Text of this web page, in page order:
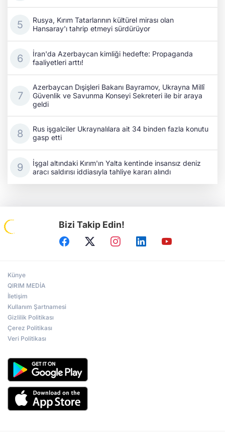
Rusya, Kırım Tatarlarının kültürel mirası olan
Hansaray'ı tahrip etmeyi sürdürüyor
İran'da Azerbaycan kimliği hedefte: Propaganda
faaliyetleri arttı!
Azerbaycan Dışişleri Bakanı Bayramov, Ukrayna Millî
Güvenlik ve Savunma Konseyi Sekreteri ile bir araya
geldi
Rus işgalciler Ukraynalılara ait 34 binden fazla konutu
gasp etti
İşgal altındaki Kırım'ın Yalta kentinde insansız deniz
aracı saldırısı iddiasıyla tahliye kararı alındı
Bizi Takip Edin!
Künye
QIRIM MEDİA
İletişim
Kullanım Şartnamesi
Gizlilik Politikası
Çerez Politikası
Veri Politikası